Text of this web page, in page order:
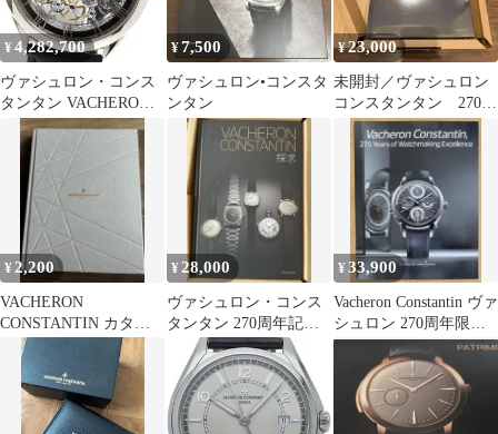
¥ 4,282,700
ヴァシュロン・コンス
タンタン VACHERON
CONSTANTIN 82020 メ
ティエ・ダール・メカ
ニカル・アジュレ
K18WG 手巻き メンズ
_831991
¥7,500
ヴァシュロン•コンスタ
ンタン
¥23,000
未開封／ヴァシュロン
コンスタンタン 270周
年記念［探求］
¥ 2,200
VACHERON
CONSTANTIN カタロ
グ ヴァシュロンコン
¥ 28,000
ヴァシュロン・コンス
タンタン 270周年記念
書籍 『探求』
¥33,900
Vacheron Constantin ヴァ
シュロン 270周年限定
記念冊子